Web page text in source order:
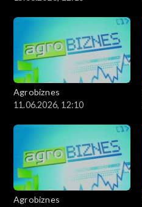
Agrobiznes
11.06.2026, 12:10
Agrobiznes